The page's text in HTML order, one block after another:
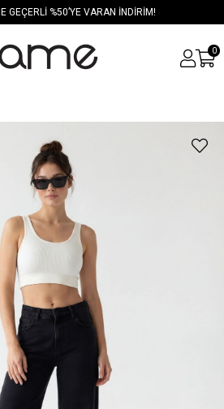
GEÇERLİ %50’YE VARAN İNDİRİM!
0